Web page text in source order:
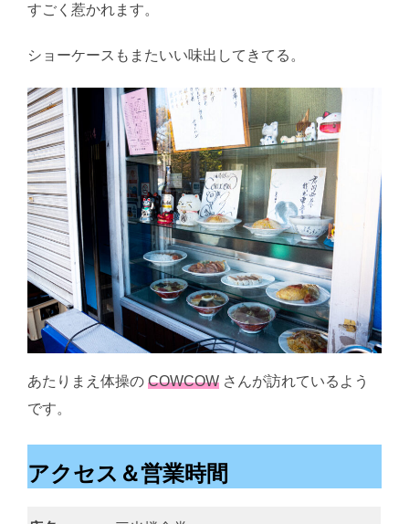
すごく惹かれます。
ショーケースもまたいい味出してきてる。
あたりまえ体操の COWCOW さんが訪れているよう
です。
アクセス＆営業時間